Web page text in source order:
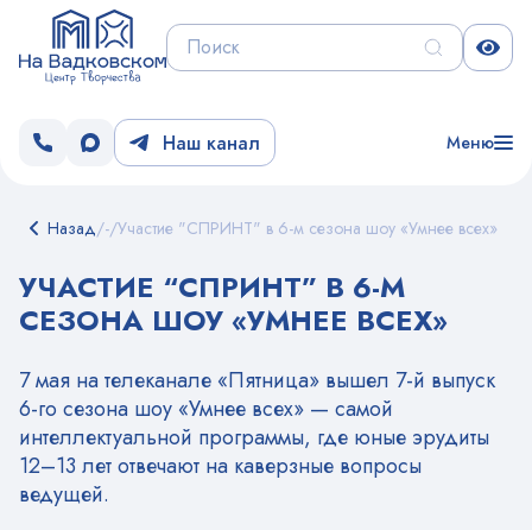
Наш канал Меню
Назад/-/Участие "СПРИНТ" в 6-м сезона шоу «Умнее всех»
УЧАСТИЕ “СПРИНТ” В 6-М
СЕЗОНА ШОУ «УМНЕЕ ВСЕХ»
7 мая на телеканале «Пятница» вышел 7-й выпуск
6-го сезона шоу «Умнее всех» — самой
интеллектуальной программы, где юные эрудиты
12–13 лет отвечают на каверзные вопросы
ведущей.